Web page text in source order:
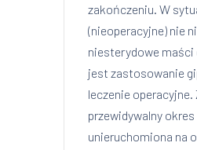
zakończeniu. W
(nieoperacyjne) nie
niesterydowe maści
jest zastosowanie
leczenie
przewidywalny
unieruchomiona na